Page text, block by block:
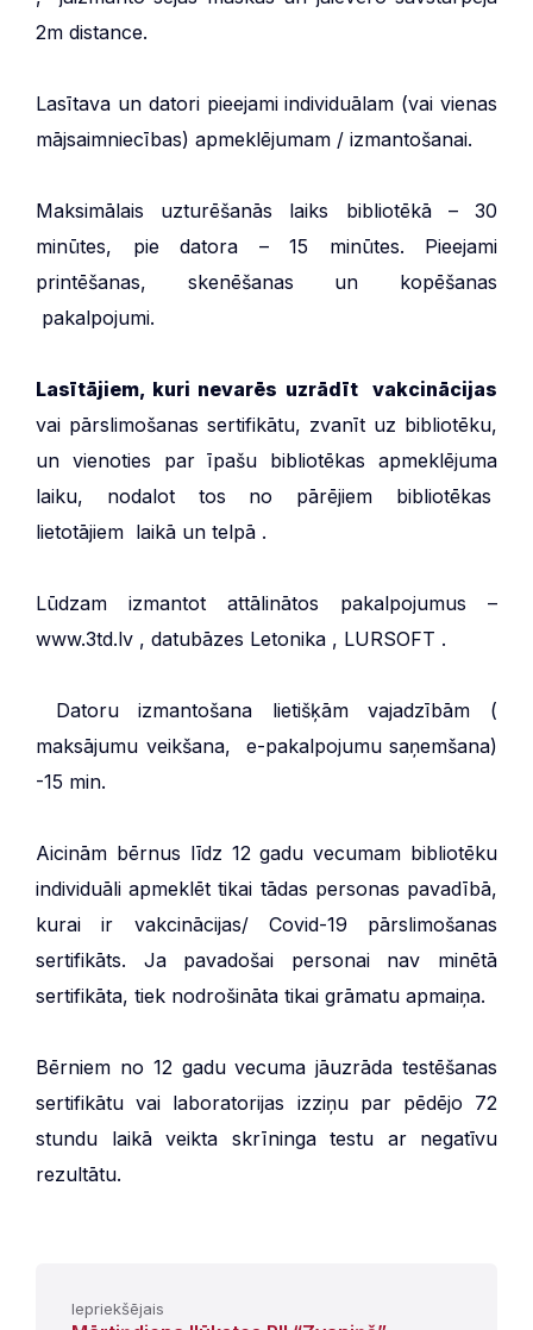
2m distance.
Lasītava un datori pieejami individuālam (vai vienas
mājsaimniecības) apmeklējumam / izmantošanai.
Maksimālais uzturēšanās laiks bibliotēkā – 30
minūtes, pie datora – 15 minūtes. Pieejami
printēšanas, skenēšanas un kopēšanas
pakalpojumi.
Lasītājiem, kuri nevarēs uzrādīt vakcinācijas
vai pārslimošanas sertifikātu, zvanīt uz bibliotēku,
un vienoties par īpašu bibliotēkas apmeklējuma
laiku, nodalot tos no pārējiem bibliotēkas
lietotājiem laikā un telpā .
Lūdzam izmantot attālinātos pakalpojumus –
www.3td.lv , datubāzes Letonika , LURSOFT .
Datoru izmantošana lietišķām vajadzībām (
maksājumu veikšana, e-pakalpojumu saņemšana)
-15 min.
Aicinām bērnus līdz 12 gadu vecumam bibliotēku
individuāli apmeklēt tikai tādas personas pavadībā,
kurai ir vakcinācijas/ Covid-19 pārslimošanas
sertifikāts. Ja pavadošai personai nav minētā
sertifikāta, tiek nodrošināta tikai grāmatu apmaiņa.
Bērniem no 12 gadu vecuma jāuzrāda testēšanas
sertifikātu vai laboratorijas izziņu par pēdējo 72
stundu laikā veikta skrīninga testu ar negatīvu
rezultātu.
Iepriekšējais